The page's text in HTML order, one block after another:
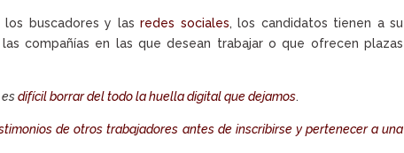
los buscadores y lasredes sociales, los candidatos tienen a su
compañías en las que desean trabajar o que ofrecen plazas
esdifícil borrar del todo la huella digital que dejamos.
de otros trabajadores antes de inscribirse y pertenecer a una